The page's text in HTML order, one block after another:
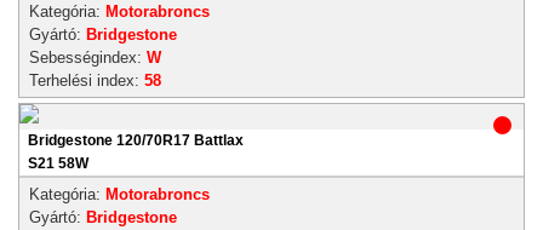
Kategória: Motorabroncs
Gyártó: Bridgestone
Sebességindex: W
Terhelési index: 58
Bridgestone 120/70R17 Battlax
S21 58W
Kategória: Motorabroncs
Gyártó: Bridgestone